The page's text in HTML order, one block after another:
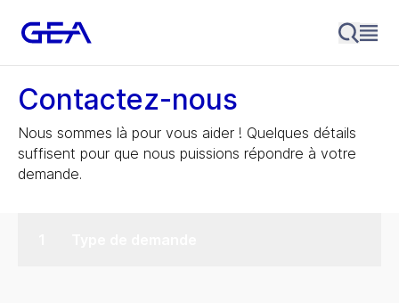
Contactez-nous
Nous sommes là pour vous aider ! Quelques détails
suffisent pour que nous puissions répondre à votre
demande.